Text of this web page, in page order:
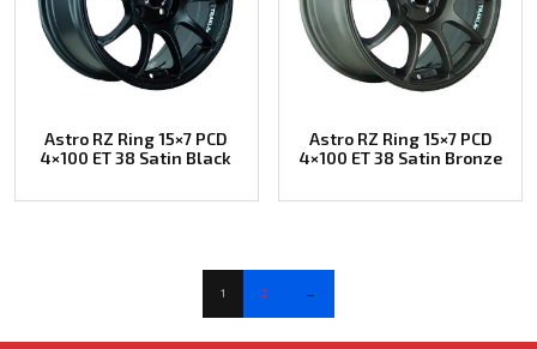
Astro RZ Ring 15×7 PCD
4×100 ET 38 Satin Black
Astro RZ Ring 15×7 PCD
4×100 ET 38 Satin Bronze
1 2 →